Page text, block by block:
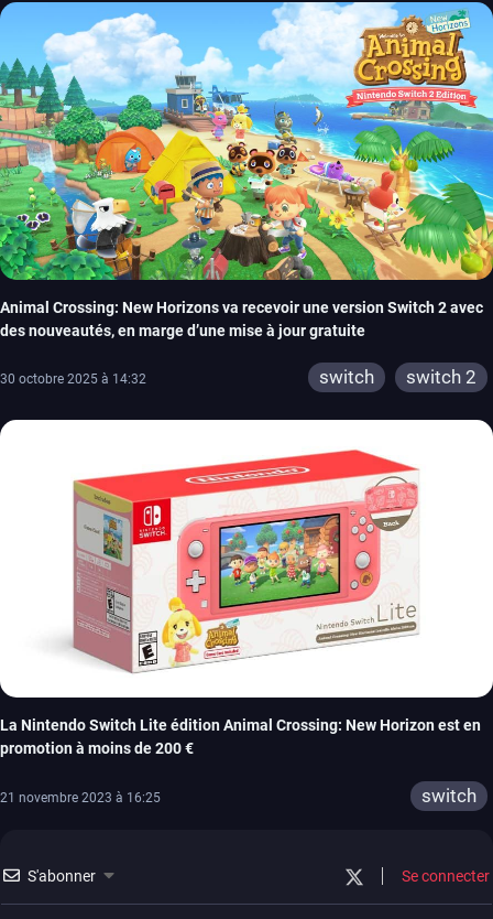
Animal Crossing: New Horizons va recevoir une version Switch 2 avec
des nouveautés, en marge d’une mise à jour gratuite
30 octobre 2025 à 14:32 switch switch 2
La Nintendo Switch Lite édition Animal Crossing: New Horizon est en
promotion à moins de 200 €
21 novembre 2023 à 16:25 switch
S'abonner Se connecter